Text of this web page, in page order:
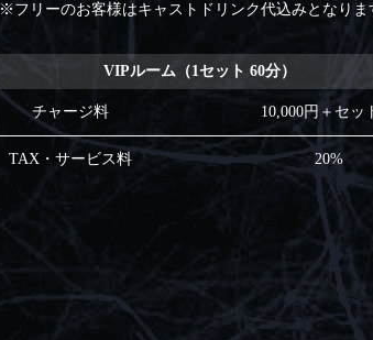
※フリーのお客様はキャストドリンク代込みとなりま
VIPルーム（1セット 60分）
チャージ料 10,000円＋セッ
TAX・サービス料 20%